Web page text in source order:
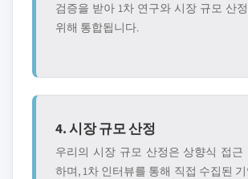
검증을 받아 1차 연구와 시장 규모 산
위해 통합됩니다.
4. 시장 규모 산정
우리의 시장 규모 산정은 상향식 접근
하며, 1차 인터뷰를 통해 직접 수집된